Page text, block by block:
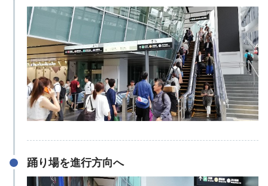
踊り場を進行方向へ